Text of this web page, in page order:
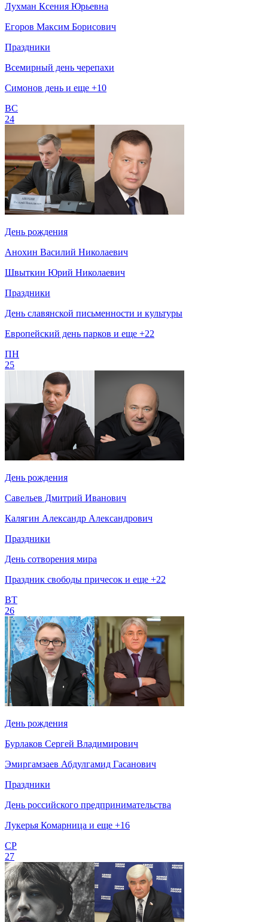
Лухман Ксения Юрьевна
Егоров Максим Борисович
Праздники
Всемирный день черепахи
Симонов день и еще +10
ВС
24
День рождения
Анохин Василий Николаевич
Швыткин Юрий Николаевич
Праздники
День славянской письменности и культуры
Европейский день парков и еще +22
ПН
25
День рождения
Савельев Дмитрий Иванович
Калягин Александр Александрович
Праздники
День сотворения мира
Праздник свободы причесок и еще +22
ВТ
26
День рождения
Бурлаков Сергей Владимирович
Эмиргамзаев Абдулгамид Гасанович
Праздники
День российского предпринимательства
Лукерья Комарница и еще +16
СР
27